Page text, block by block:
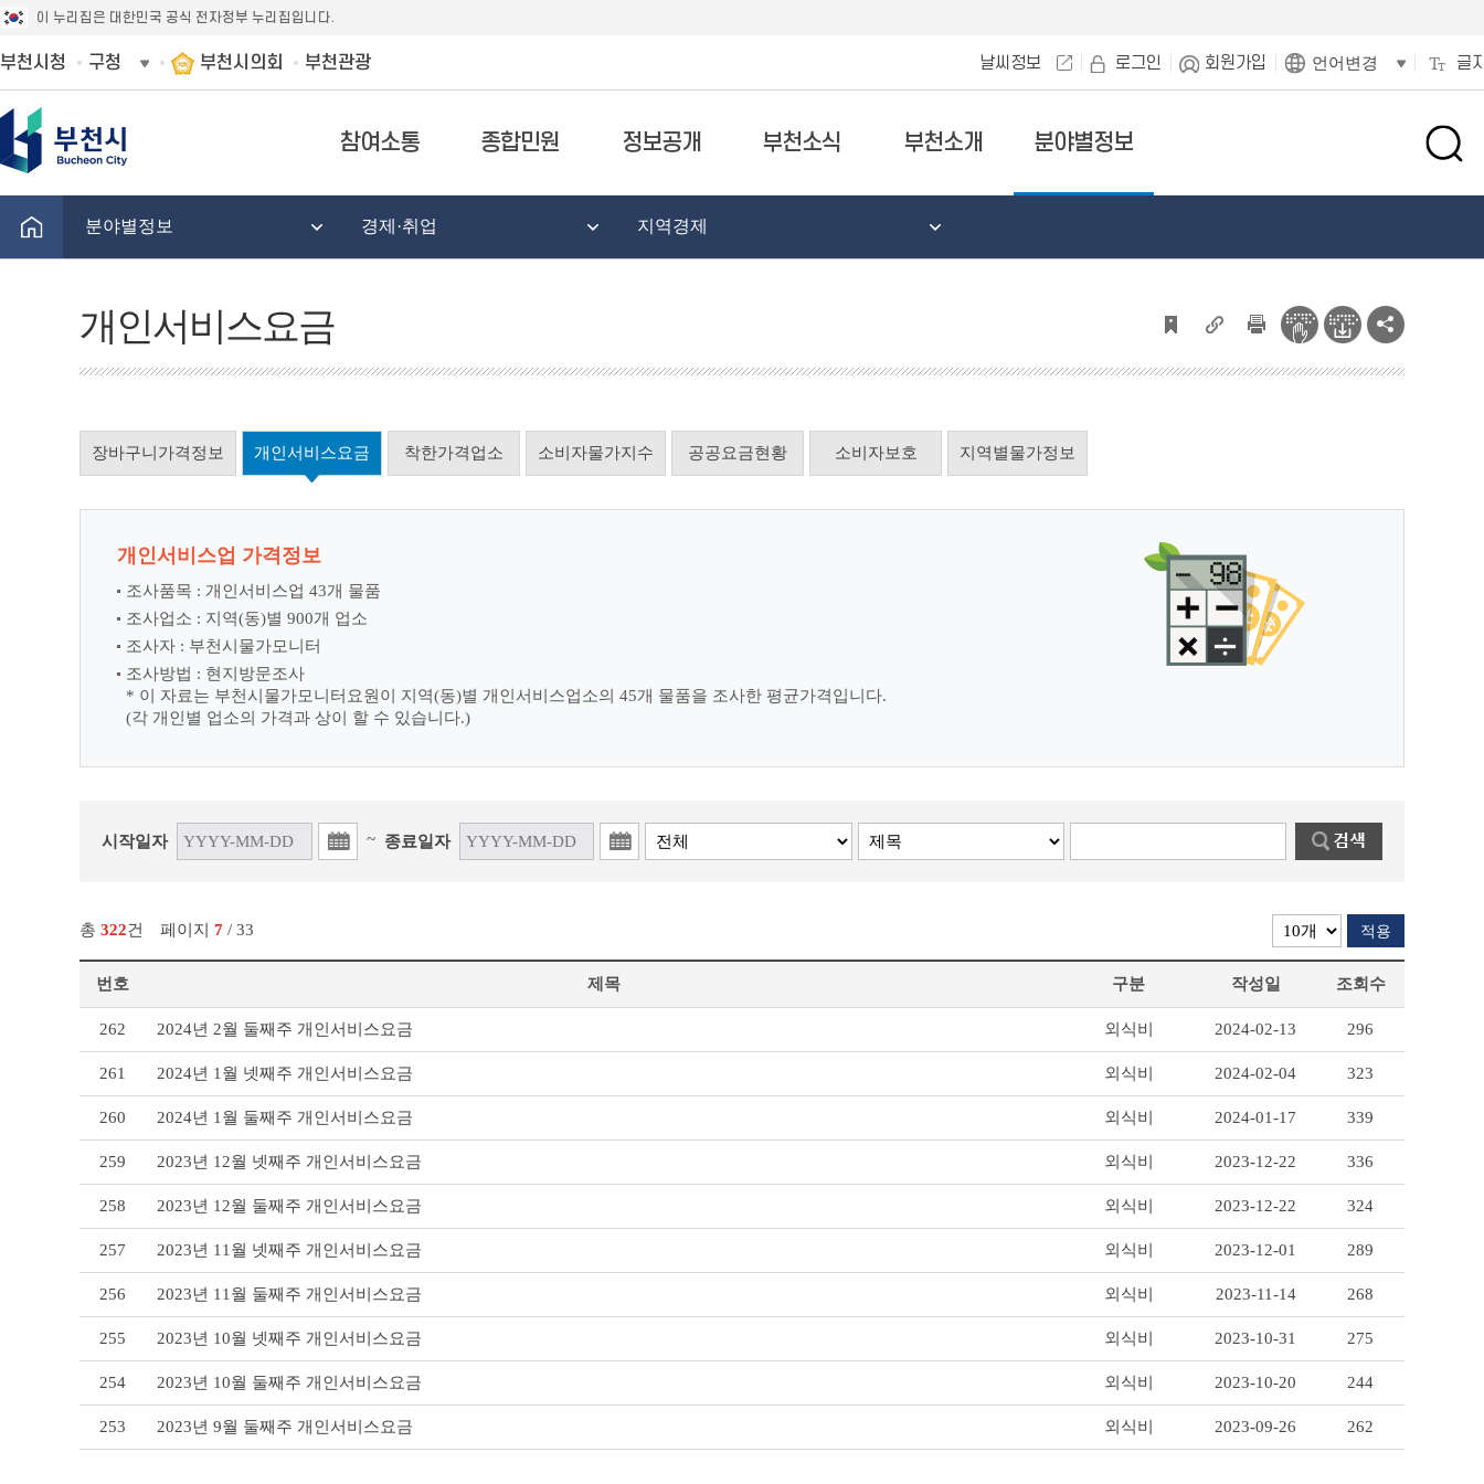
이 누리집은 대한민국 공식 전자정부 누리집입니다.
부천시청 구청 부천시의회 부천관광 날씨정보 로그인 회원가입 언어변경 글
참여소통 종합민원 정보공개 부천소식 부천소개 분야별정보
검
창
분야별정보 경제·취업 지역경제
개인서비스요금
장바구니가격정보 개인서비스요금 착한가격업소 소비자물가지수 공공요금현황 소비자보호 지역별물가정보
개인서비스업 가격정보
조사품목 : 개인서비스업 43개 물품
조사업소 : 지역(동)별 900개 업소
조사자 : 부천시물가모니터
조사방법 : 현지방문조사
* 이 자료는 부천시물가모니터요원이 지역(동)별 개인서비스업소의 45개 물품을 조사한 평균가격입니다.
(각 개인별 업소의 가격과 상이 할 수 있습니다.)
시작일자 ~ 종료일자
총 322건 페이지 7 / 33 적용
금
스
테
블
번호 제목 구분 작성일 조회수
262 2024년 2월 둘째주 개인서비스요금 외식비 2024-02-13 296
261 2024년 1월 넷째주 개인서비스요금 외식비 2024-02-04 323
260 2024년 1월 둘째주 개인서비스요금 외식비 2024-01-17 339
259 2023년 12월 넷째주 개인서비스요금 외식비 2023-12-22 336
258 2023년 12월 둘째주 개인서비스요금 외식비 2023-12-22 324
257 2023년 11월 넷째주 개인서비스요금 외식비 2023-12-01 289
256 2023년 11월 둘째주 개인서비스요금 외식비 2023-11-14 268
255 2023년 10월 넷째주 개인서비스요금 외식비 2023-10-31 275
254 2023년 10월 둘째주 개인서비스요금 외식비 2023-10-20 244
253 2023년 9월 둘째주 개인서비스요금 외식비 2023-09-26 262